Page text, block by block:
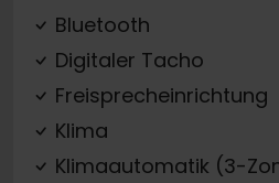
Bluetooth
Digitaler Tacho
Freisprecheinrichtung
Klima
Klimaautomatik (3-